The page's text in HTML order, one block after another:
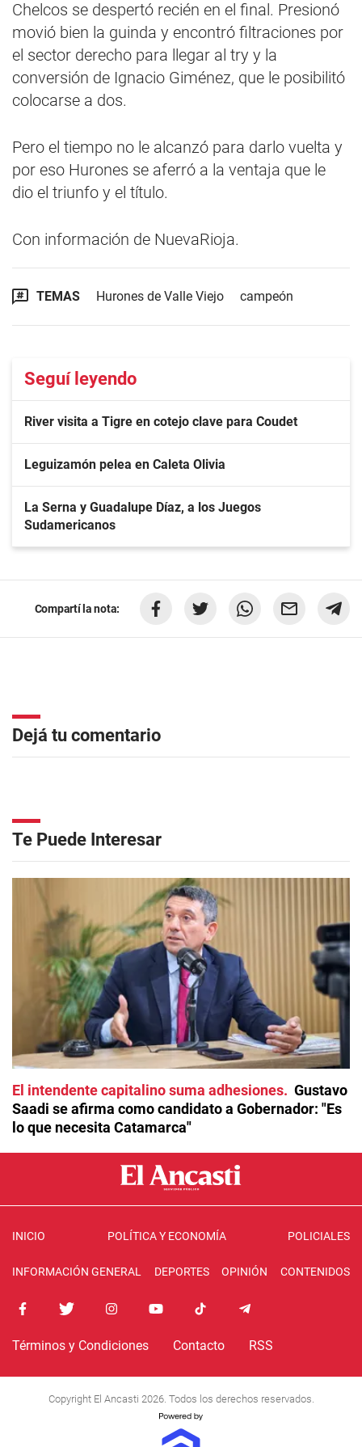
Chelcos se despertó recién en el final. Presionó
movió bien la guinda y encontró filtraciones por
el sector derecho para llegar al try y la
conversión de Ignacio Giménez, que le posibilitó
colocarse a dos.
Pero el tiempo no le alcanzó para darlo vuelta y
por eso Hurones se aferró a la ventaja que le
dio el triunfo y el título.
Con información de NuevaRioja.
TEMAS Hurones de Valle Viejo campeón
Seguí leyendo
River visita a Tigre en cotejo clave para Coudet
Leguizamón pelea en Caleta Olivia
La Serna y Guadalupe Díaz, a los Juegos
Sudamericanos
Compartí la nota:
Dejá tu comentario
Te Puede Interesar
El intendente capitalino suma adhesiones
Gustavo
Saadi se afirma como candidato a Gobernador: "Es
lo que necesita Catamarca"
INICIO POLÍTICA Y ECONOMÍA POLICIALES
INFORMACIÓN GENERAL DEPORTES OPINIÓN CONTENIDOS
Términos y Condiciones Contacto RSS
Copyright El Ancasti 2026. Todos los derechos reservados.